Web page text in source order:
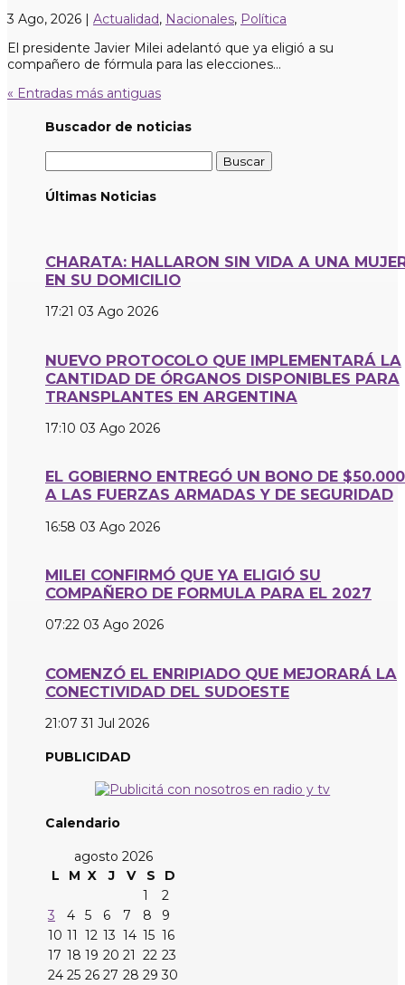
3 Ago, 2026 | Actualidad, Nacionales, Política
El presidente Javier Milei adelantó que ya eligió a su
compañero de fórmula para las elecciones...
« Entradas más antiguas
Buscador de noticias
Últimas Noticias
CHARATA: HALLARON SIN VIDA A UNA
EN SU DOMICILIO
17:21 03 Ago 2026
NUEVO PROTOCOLO QUE IMPLEMENTARÁ LA
CANTIDAD DE ÓRGANOS DISPONIBLES PARA
TRANSPLANTES EN ARGENTINA
17:10 03 Ago 2026
EL GOBIERNO ENTREGÓ UN BONO DE $50.000
A LAS FUERZAS ARMADAS Y DE SEGURIDAD
16:58 03 Ago 2026
MILEI CONFIRMÓ QUE YA ELIGIÓ SU
COMPAÑERO DE FORMULA PARA EL 2027
07:22 03 Ago 2026
COMENZÓ EL ENRIPIADO QUE MEJORARÁ LA
CONECTIVIDAD DEL SUDOESTE
21:07 31 Jul 2026
PUBLICIDAD
Calendario
agosto 2026
L
M X J V S
D
1
2
3
4 5 6 7 8
9
10 11 12 13 14 15 16
17 18 19 20 21 22 23
24 25 26 27 28 29 30